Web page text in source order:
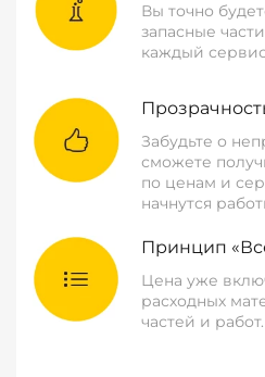
Вы точно
запасные
каждый
Забудьте о
сможете
по ценам и
начнутся
Принцип
Цена уже
расходных
частей и работ.